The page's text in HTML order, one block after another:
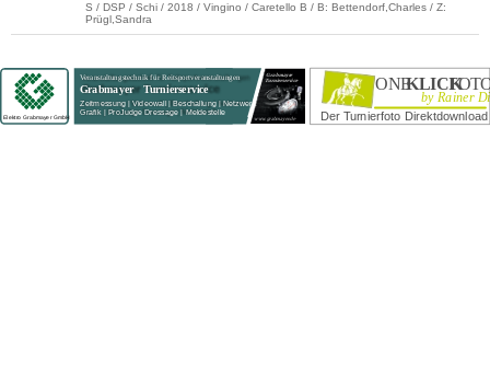
S / DSP / Schi / 2018 / Vingino / Caretello B / B: Bettendorf,Charles / Z:
Prügl,Sandra